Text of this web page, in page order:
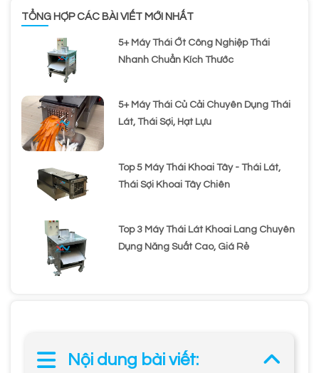
Nội dung bài viết:
TỔNG HỢP CÁC BÀI VIẾT MỚI NHẤT
5+ Máy Thái Ớt Công Nghiệp Thái
Nhanh Chuẩn Kích Thước
5+ Máy Thái Củ Cải Chuyên Dụng Thái
Lát, Thái Sợi, Hạt Lựu
Top 5 Máy Thái Khoai Tây - Thái Lát,
Thái Sợi Khoai Tây Chiên
Top 3 Máy Thái Lát Khoai Lang Chuyên
Dụng Năng Suất Cao, Giá Rẻ